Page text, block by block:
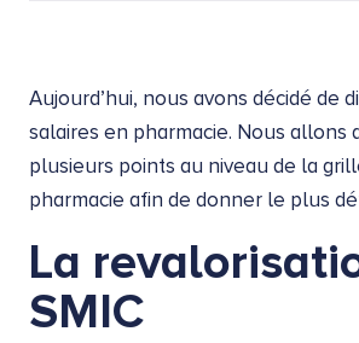
Aujourd’hui, nous avons décidé de
salaires en pharmacie. Nous allons
plusieurs points au niveau de la
pharmacie afin de donner le plus
La
SMIC